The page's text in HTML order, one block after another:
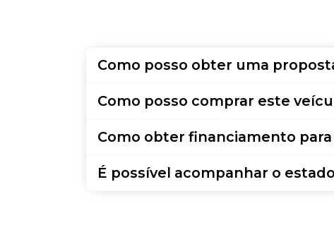
Como posso obter uma
Como posso comprar este
Como obter financiamento
É possível acompanhar o